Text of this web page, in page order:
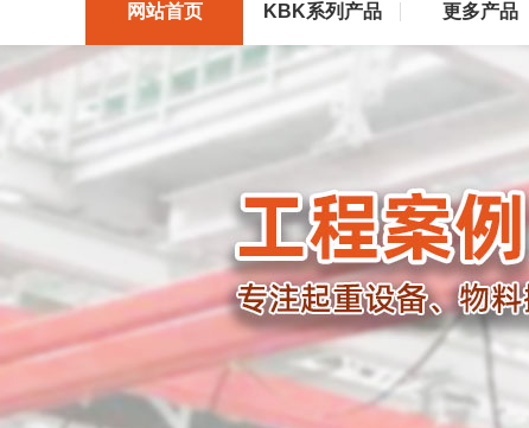
网站首页 KBK系列产品 更多产品